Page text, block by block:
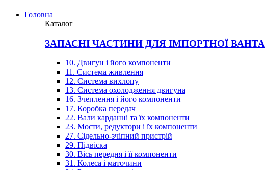
Головна
Каталог
ЗАПАСНІ ЧАСТИНИ ДЛЯ ІМПОРТНОЇ
10. Двигун і його компоненти
11. Система живлення
12. Система вихлопу
13. Система охолодження двигуна
16. Зчеплення і його компоненти
17. Коробка передач
22. Вали карданні та їх компоненти
23. Мости, редуктори і їх компоненти
27. Сідельно-зчіпний пристрій
29. Підвіска
30. Вісь передня і її компоненти
31. Колеса і маточини